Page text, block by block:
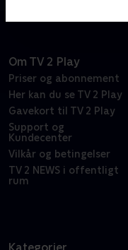
Om TV 2 Play
Priser og abonnement
Her kan du se TV 2 Play
Gavekort til TV 2 Play
Support og
Kundecenter
Vilkår og betingelser
TV 2 NEWS i offentligt
rum